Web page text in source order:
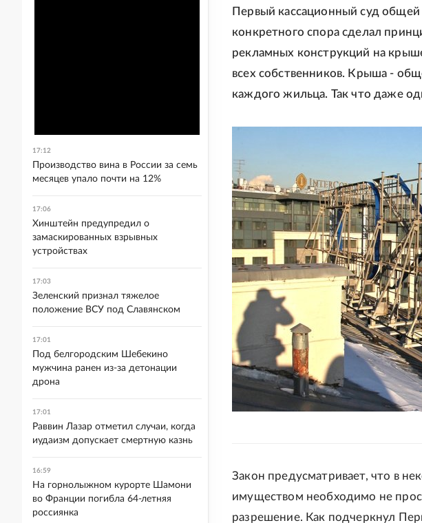
Первый кассационный суд
конкретного спора сделал
рекламных конструкций на
всех собственников. Крыша -
каждого жильца. Так что даже
Закон предусматривает, что в
имуществом необходимо не
разрешение. Как подчеркнул
17:12
Производство вина в России за семь
месяцев упало почти на 12%
17:06
Хинштейн предупредил о
замаскированных взрывных
устройствах
17:03
Зеленский признал тяжелое
положение ВСУ под Славянском
17:01
Под белгородским Шебекино
мужчина ранен из-за детонации
дрона
17:01
Раввин Лазар отметил случаи, когда
иудаизм допускает смертную казнь
16:59
На горнолыжном курорте Шамони
во Франции погибла 64-летняя
россиянка